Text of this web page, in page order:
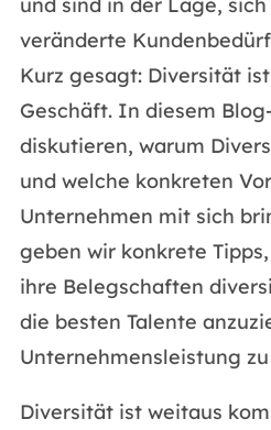
veränderte
Kurz gesagt: Diversität
Geschäft. In diesem
diskutieren, warum
und welche konkreten
Unternehmen mit sich
geben wir konkrete
ihre Belegschaften
die besten Talente
Unternehmensleistung
Diversität ist weitaus